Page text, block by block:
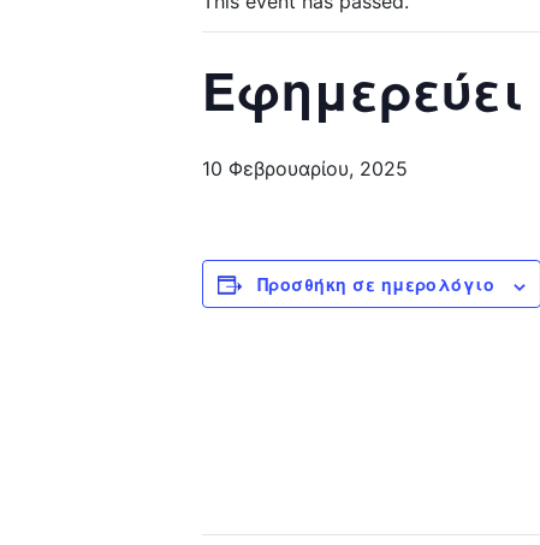
Εφημερεύει
10 Φεβρουαρίου, 2025
Προσθήκη σε ημερολόγιο